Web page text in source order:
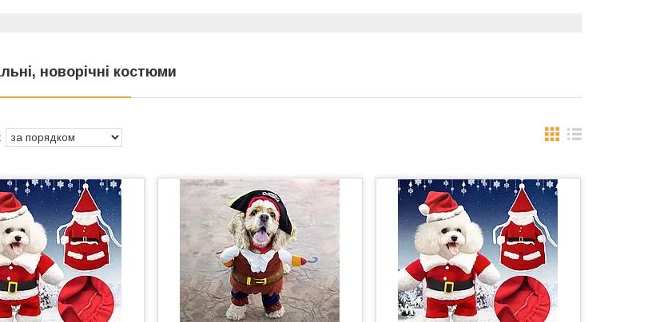
новорічні костюми